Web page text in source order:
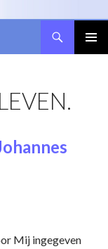
Mij ingegeven